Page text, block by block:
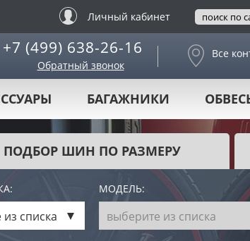
Личный кабинет
+7 (499) 638-26-16
Обратный звонок
Все
БАГАЖНИКИ
ПОДБОР ШИН ПО РАЗМЕРУ
МОДЕЛЬ:
списка выберите из списка